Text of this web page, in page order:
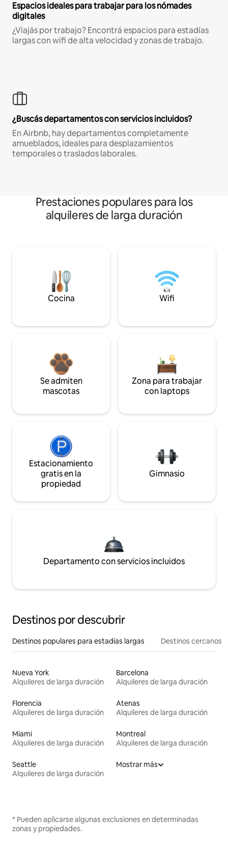
Espacios ideales para trabajar para los nómades
digitales
¿Viajás por trabajo? Encontrá espacios para estadías
largas con wifi de alta velocidad y zonas de trabajo.
¿Buscás departamentos con servicios incluidos?
En Airbnb, hay departamentos completamente
amueblados, ideales para desplazamientos
temporales o traslados laborales.
Prestaciones populares para los
alquileres de larga duración
Cocina Wifi
Se admiten
mascotas
Zona para trabajar
con laptops
Estacionamiento
gratis en la
propiedad
Gimnasio
Departamento con servicios incluidos
Destinos por descubrir
Destinos populares para estadías largas Destinos cercanos
Nueva York
Alquileres de larga duración
Barcelona
Alquileres de larga duración
Florencia
Alquileres de larga duración
Atenas
Alquileres de larga duración
Miami
Alquileres de larga duración
Montreal
Alquileres de larga duración
Seattle
Alquileres de larga duración
Mostrar más
* Pueden aplicarse algunas exclusiones en determinadas
zonas y propiedades.